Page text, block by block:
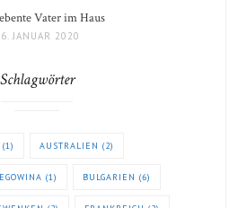
Vater im Haus
JANUAR 2020
Schlagwörter
(1) AUSTRALIEN (2)
(1) BULGARIEN (6)